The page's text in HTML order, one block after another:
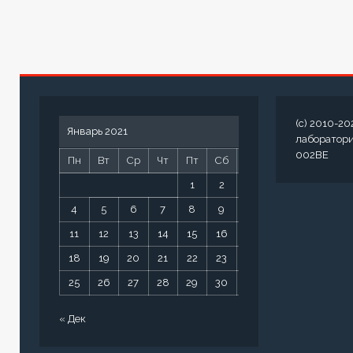
Январь 2021
Пн Вт Ср Чт Пт Сб
1 2
4 5 6 7 8 9
11 12 13 14 15 16
18 19 20 21 22 23
25 26 27 28 29 30
« Дек
(c) 2010-
002BE